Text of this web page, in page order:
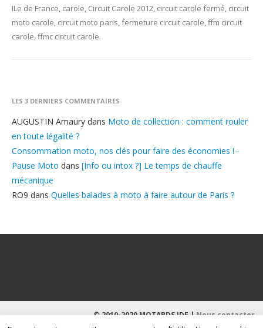
ILe de France, carole, Circuit Carole 2012, circuit carole fermé, circuit
moto carole, circuit moto paris,fermeture circuit carole,ffm circuit
carole,ffmc circuit carole.
LES 3 DERNIERS COMMENTAIRES
AUGUSTIN Amaury dans Moto de collection : comment rouler
en toute légalité ?
Consommation moto, nos clés pour faire des économies ! -
Pause Moto dans [Info ou intox ?] Le temps de chauffe
mécanique
RO9 dans Quelles balades à moto à faire autour de Paris ?
© 2010-2020 MOTARDS IDF |Nous contacter